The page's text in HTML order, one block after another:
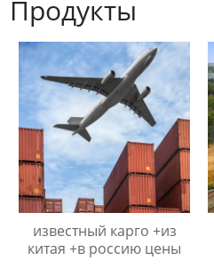
Продукты
известный карго +из
китая +в россию цены